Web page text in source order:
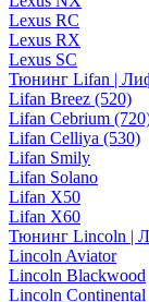
Lexus RC
Lexus RX
Lexus SC
Тюнинг Lifan |
Lifan Breez (520)
Lifan Cebrium
Lifan Celliya (530)
Lifan Smily
Lifan Solano
Lifan X50
Lifan X60
Тюнинг Lincoln |
Lincoln Aviator
Lincoln Blackwood
Lincoln Continental